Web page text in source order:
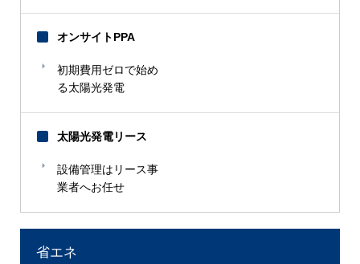
オンサイトPPA
初期費用ゼロで始め
る太陽光発電
太陽光発電リース
設備管理はリース事
業者へお任せ
省エネ